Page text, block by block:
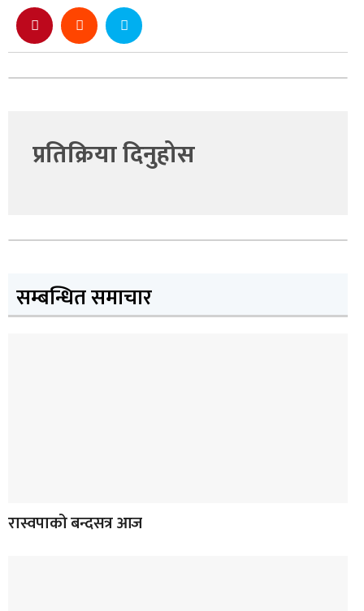
प्रतिक्रिया दिनुहोस
सम्बन्धित समाचार
रास्वपाको बन्दसत्र आज